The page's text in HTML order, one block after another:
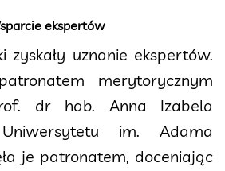
ekspertów
zyskały uznanie ekspertów.
merytorycznym
dr hab. Anna Izabela
im. Adama
je patronatem, doceniając